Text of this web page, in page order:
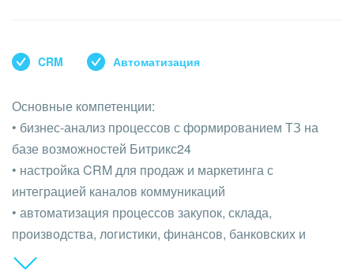
CRM Автоматизация
Основные компетенции:
• бизнес-анализ процессов с формированием ТЗ на
базе возможностей Битрикс24
• настройка CRM для продаж и маркетинга с
интеграцией каналов коммуникаций
• автоматизация процессов закупок, склада,
производства, логистики, финансов, банковских и
брокерских процессов, HR, проектных решений,